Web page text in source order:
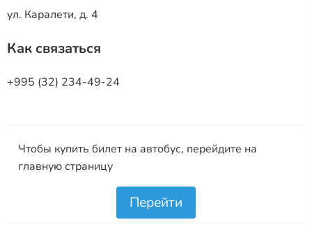
ул. Каралети, д. 4
Как связаться
+995 (32) 234-49-24
Чтобы купить билет на автобус, перейдите на
главную страницу
Перейти